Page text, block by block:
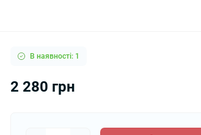
В наявності: 1
2 280 грн